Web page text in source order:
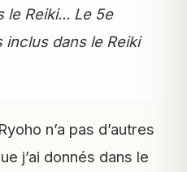
le Reiki... Le 5e
inclus dans le Reiki
n’a pas d’autres
j’ai donnés dans le